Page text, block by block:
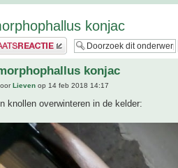
konjac
een reactie
konjac
Lieven op 14 feb 2018 14:17
knollen overwinteren in de kelder: